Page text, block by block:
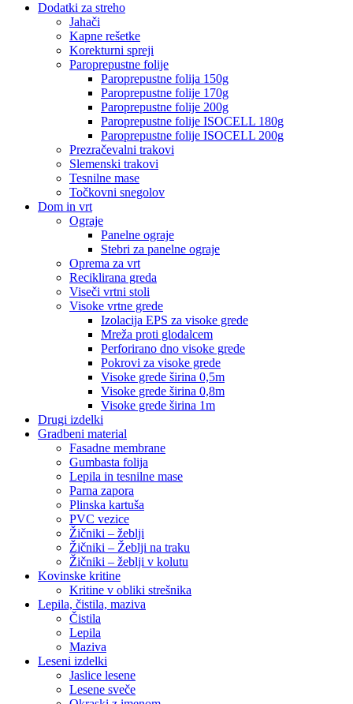
Dodatki za streho
Jahači
Kapne rešetke
Korekturni spreji
Paroprepustne folije
Paroprepustne folija 150g
Paroprepustne folije 170g
Paroprepustne folije 200g
Paroprepustne folije ISOCELL 180g
Paroprepustne folije ISOCELL 200g
Prezračevalni trakovi
Slemenski trakovi
Tesnilne mase
Točkovni snegolov
Dom in vrt
Ograje
Panelne ograje
Stebri za panelne ograje
Oprema za vrt
Reciklirana greda
Viseči vrtni stoli
Visoke vrtne grede
Izolacija EPS za visoke grede
Mreža proti glodalcem
Perforirano dno visoke grede
Pokrovi za visoke grede
Visoke grede širina 0,5m
Visoke grede širina 0,8m
Visoke grede širina 1m
Drugi izdelki
Gradbeni material
Fasadne membrane
Gumbasta folija
Lepila in tesnilne mase
Parna zapora
Plinska kartuša
PVC vezice
Žičniki – žeblji
Žičniki – Žeblji na traku
Žičniki – žeblji v kolutu
Kovinske kritine
Kritine v obliki strešnika
Lepila, čistila, maziva
Čistila
Lepila
Maziva
Leseni izdelki
Jaslice lesene
Lesene sveče